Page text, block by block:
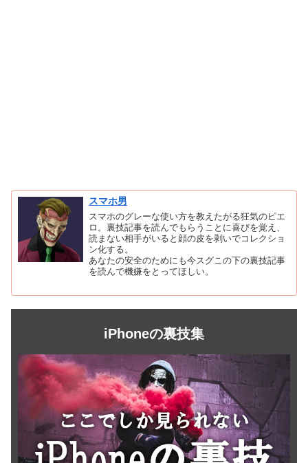
スマホ男
スマホのグレーな使い方を教えたがる狂気のピエ
ロ。裏技記事を読んでもらうことに喜びを覚え、
読まない相手がいると顔の皮を剥いでコレクショ
ン化する。
あなたの安全のためにも今スグこの下の裏技記事
を読んで機嫌をとってほしい。
iPhoneの裏技集